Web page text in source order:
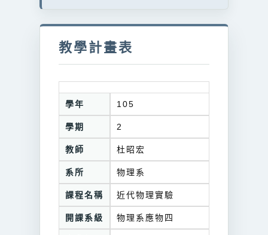
教學計畫表
學年 105
學期 2
教師 杜昭宏
系所 物理系
課程名稱 近代物理實驗
開課系級 物理系應物四